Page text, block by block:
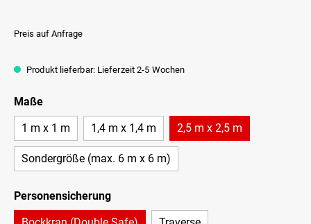
Preis auf Anfrage
Produkt lieferbar: Lieferzeit 2-5 Wochen
Maße
1 m x 1 m
1,4 m x 1,4 m 2,5 m x 2,5 m
Sondergröße (max. 6 m x 6 m)
Personensicherung